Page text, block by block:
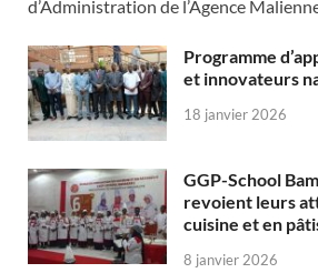
d’Administration de l’Agence Malienne
Programme
et innovateurs
18 janvier 2026
GGP-School
revoient leurs
cuisine et en
8 janvier 2026